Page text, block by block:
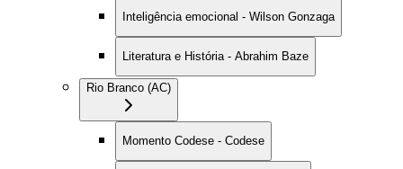
Inteligência emocional - Wilson Gonzaga
Literatura e História - Abrahim Baze
Rio Branco (AC)
Momento Codese - Codese